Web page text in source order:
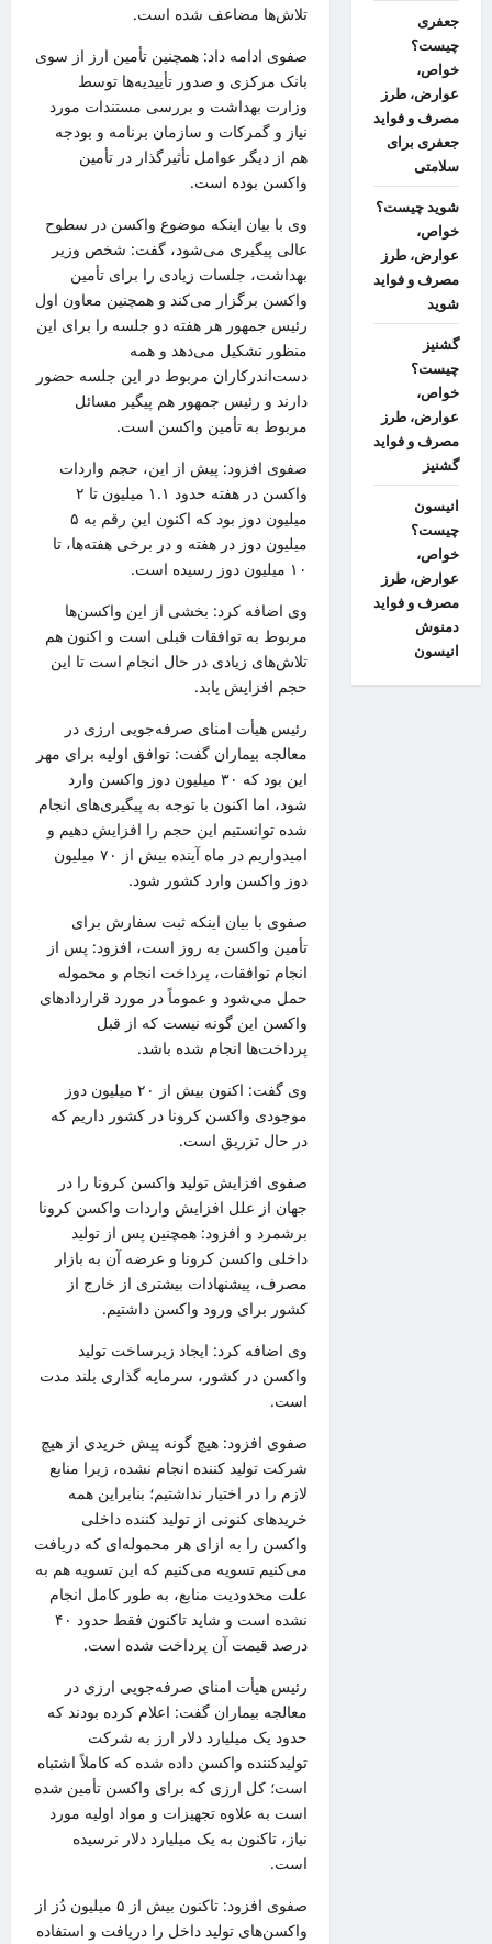
تلاش‌ها مضاعف شده است.
صفوی ادامه داد: همچنین تأمین ارز از سوی
بانک مرکزی و صدور تأییدیه‌ها توسط
وزارت بهداشت و بررسی مستندات مورد
نیاز و گمرکات و سازمان برنامه و بودجه
هم از دیگر عوامل تأثیرگذار در تأمین
واکسن بوده است.
وی با بیان اینکه موضوع واکسن در سطوح
عالی پیگیری می‌شود، گفت: شخص وزیر
بهداشت، جلسات زیادی را برای تأمین
واکسن برگزار می‌کند و همچنین معاون اول
رئیس جمهور هر هفته دو جلسه را برای این
منظور تشکیل می‌دهد و همه
دست‌اندرکاران مربوط در این جلسه حضور
دارند و رئیس جمهور هم پیگیر مسائل
مربوط به تأمین واکسن است.
صفوی افزود: پیش از این، حجم واردات
واکسن در هفته حدود ۱.۱ میلیون تا ۲
میلیون دوز بود که اکنون این رقم به ۵
میلیون دوز در هفته و در برخی هفته‌ها، تا
۱۰ میلیون دوز رسیده است.
وی اضافه کرد: بخشی از این واکسن‌ها
مربوط به توافقات قبلی است و اکنون هم
تلاش‌های زیادی در حال انجام است تا این
حجم افزایش یابد.
رئیسهیأت امنای صرفه‌جویی ارزی در
معالجه بیماران گفت: توافق اولیه برای مهر
این بود که ۳۰ میلیون دوز واکسن وارد
شود، اما اکنون با توجه به پیگیری‌های انجام
شده توانستیم این حجم را افزایش دهیم و
امیدواریم در ماه آینده بیش از ۷۰ میلیون
دوز واکسن وارد کشور شود.
صفوی با بیان اینکه ثبت سفارش برای
تأمین واکسن به روز است، افزود: پس از
انجام توافقات، پرداخت انجام و محموله
حمل می‌شود و عموماً در مورد قراردادهای
واکسن این گونه نیست که از قبل
پرداخت‌ها انجام شده باشد.
وی گفت: اکنون بیش از ۲۰ میلیون دوز
موجودی واکسن کرونا در کشور داریم که
در حال تزریق است.
صفوی افزایش تولید واکسن کرونا را در
جهان از علل افزایش واردات واکسن کرونا
برشمرد و افزود: همچنین پس از تولید
داخلی واکسن کرونا و عرضه آن به بازار
مصرف، پیشنهادات بیشتری از خارج از
کشور برای ورود واکسن داشتیم.
وی اضافه کرد: ایجاد زیرساخت تولید
واکسن در کشور، سرمایه گذاری بلند مدت
است.
صفوی افزود: هیچ گونه پیش خریدی از هیچ
شرکتتولید کننده انجام نشده، زیرا منابع
لازم را در اختیار نداشتیم؛ بنابراین همه
خریدهای کنونی ازتولید کننده داخلی
واکسن را به ازای هر محموله‌ای که دریافت
می‌کنیم تسویه می‌کنیم که اینتسویه هم به
علت محدودیت منابع، به طور کامل انجام
نشده است و شاید تاکنون فقط
حدود ۴۰
درصد قیمت آن پرداخت شده است.
رئیسهیأت امنای صرفه‌جویی ارزی در
معالجه بیماران گفت: اعلام کرده بودند که
حدود یک میلیارد دلار ارز به شرکت
تولیدکننده واکسن داده شده که کاملاً اشتباه
است؛ کل ارزی که برای واکسن تأمین شده
است به علاوه تجهیزات و مواد اولیه مورد
نیاز، تاکنون به یک میلیارد دلار نرسیده
است.
صفوی افزود: تاکنون بیش از ۵ میلیون دُز از
واکسن‌های تولید داخل را دریافت و استفاده
جعفری
چیست؟
خواص،
عوارض، طرز
مصرف و فواید
جعفری برای
سلامتی
شوید چیست؟
خواص،
عوارض، طرز
مصرف و فواید
شوید
گشنیز
چیست؟
خواص،
عوارض، طرز
مصرف و فواید
گشنیز
انیسون
چیست؟
خواص،
عوارض، طرز
مصرف و فواید
دمنوش
انیسون